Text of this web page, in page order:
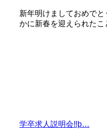
新年明けましておめで
かに新春を迎えられた
学卒求人説明会‼þ…